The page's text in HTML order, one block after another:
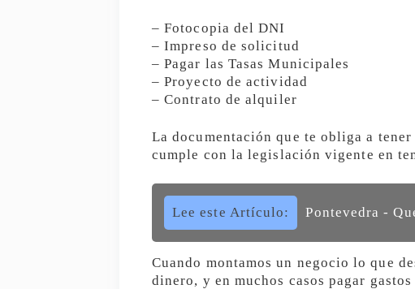
– Fotocopia del DNI
– Impreso de solicitud
– Pagar las Tasas Municipales
– Proyecto de actividad
– Contrato de alquiler
La documentación que te obliga a
cumple con la legislación vigente en
Lee este Artículo: Pontevedra -
Cuando montamos un negocio lo que
dinero, y en muchos casos pagar